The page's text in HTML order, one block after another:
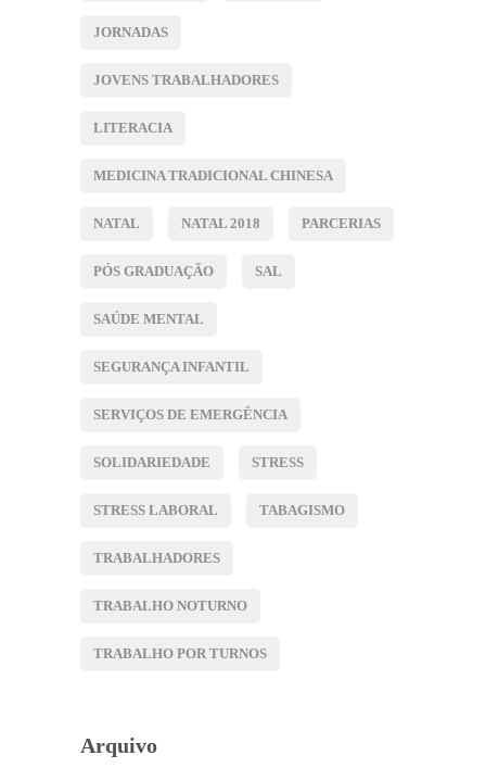
JORNADAS
JOVENS TRABALHADORES
LITERACIA
MEDICINA TRADICIONAL CHINESA
NATAL NATAL 2018 PARCERIAS
PÓS GRADUAÇÃO SAL
SAÚDE MENTAL
SEGURANÇA INFANTIL
SERVIÇOS DE EMERGÊNCIA
SOLIDARIEDADE STRESS
STRESS LABORAL TABAGISMO
TRABALHADORES
TRABALHO NOTURNO
TRABALHO POR TURNOS
Arquivo